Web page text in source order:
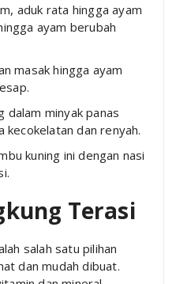
aduk rata hingga ayam
ayam berubah
masak hingga ayam
dalam minyak panas
kecokelatan dan renyah.
kuning ini dengan nasi
Terasi
salah satu pilihan
dan mudah dibuat.